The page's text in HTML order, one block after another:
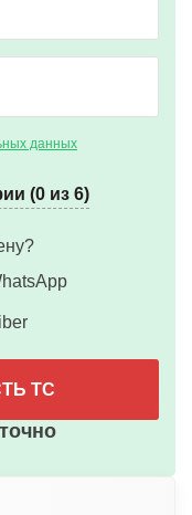
данных
(0 из 6)
ТС